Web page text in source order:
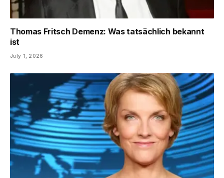
Thomas Fritsch Demenz: Was tatsächlich bekannt
ist
July 1, 2026